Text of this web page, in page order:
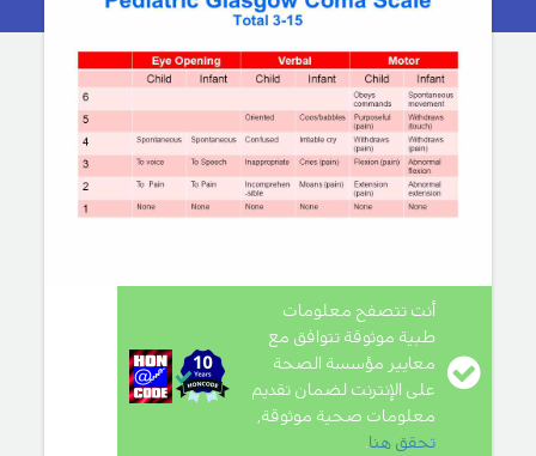
أنت تتصفح معلومات
طبية موثوقة تتوافق مع
معايير مؤسسة الصحة
على الإنترنت لضمان تقديم
معلومات صحية موثوقة,
تحقق هنا.